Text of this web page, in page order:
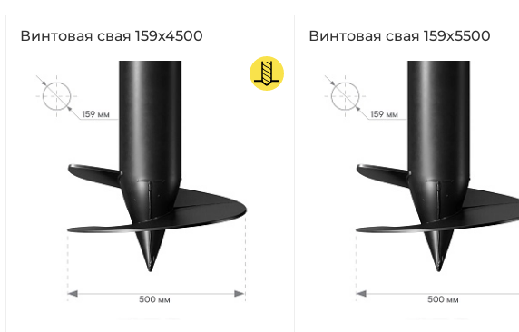
Винтовая свая 159х4500 Винтовая свая 159х5500